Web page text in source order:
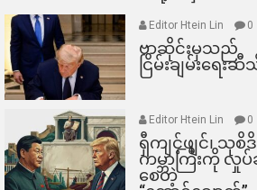
Editor Htein Lin 0
ဗာဆိုင်းမှသည်
ငြိမ်းချမ်းရေးဆီ
Editor Htein Lin 0
ရှီကျင့်ဖျင်၊ သုစိ
ကမ္ဘာကြီးကို လှု
စေတဲ့